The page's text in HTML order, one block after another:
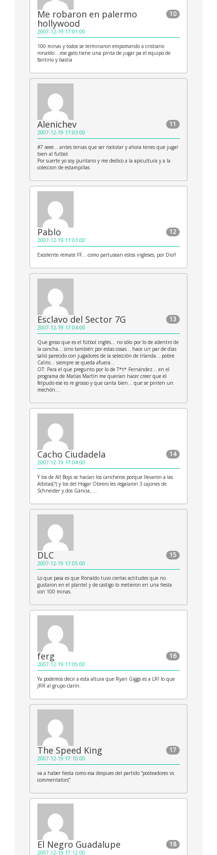
10
Me robaron en palermo
hollywood
2007-12-19 17:01:00
100 minas y todos se terminaron empomando a cristiano
ronaldo….ese gato tiene una pinta de jugar pa el equipo de
fantino y bastia
11
Alenichev
2007-12-19 17:03:00
#7 seee… antes tenias que ser rockstar y ahora tenes que jugar
bien al futbol.
Por suerte yo soy puritano y me dedico a la apicultura y a la
coleccion de estampillas
12
Pablo
2007-12-19 17:03:00
Excelente remate FF… como partusean estos ingleses, por Dio!!
13
Esclavo del Sector 7G
2007-12-19 17:04:00
Que groso que es el fútbol inglés… no sólo por lo de adentro de
la cancha… sino también por estas cosas… hace un par de días
salió parecido con jugadores de la selección de Irlanda… pobre
Calito… siempre se queda afuera…
OT: Para el que pregunto por lo de T*t* Fernández… en el
programa de Matías Martín me querían hacer creer que el
felpudo ese es re grosso y que canta bien… que se pinten un
mechón…
14
Cacho Ciudadela
2007-12-19 17:04:00
Y los de All Boys se hacían los cancheros porque llevaron a las
Albitas(?) y los del Hogar Obrero les regalaron 3 cajones de
Schneider y dos Gancia,….
15
DLC
2007-12-19 17:05:00
Lo que pasa es que Ronaldo tuvo ciertas actitudes que no
gustaron en el plantel y de castigo lo metieron en una fiesta
con 100 minas.
16
ferg
2007-12-19 17:05:00
Ya podemos decir a esta altura que Ryan Giggs es a LR! lo que
JRR al grupo clarín.
17
The Speed King
2007-12-19 17:10:00
va a haber fiesta como esa despues del partido “posteadores vs.
commentators”
18
El Negro Guadalupe
2007-12-19 17:12:00